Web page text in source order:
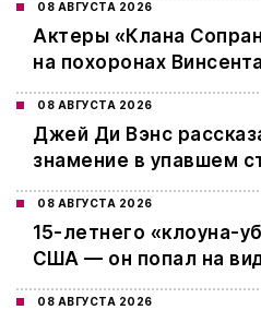
08 АВГУСТА 2026
Актеры «Клана
на похоронах
08 АВГУСТА 2026
Джей Ди Вэнс
знамение в упавшем
08 АВГУСТА 2026
15-летнего «клоуна-
США — он попал на
08 АВГУСТА 2026